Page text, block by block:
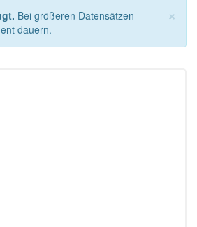
×
Bei größeren Datensätzen
dauern.